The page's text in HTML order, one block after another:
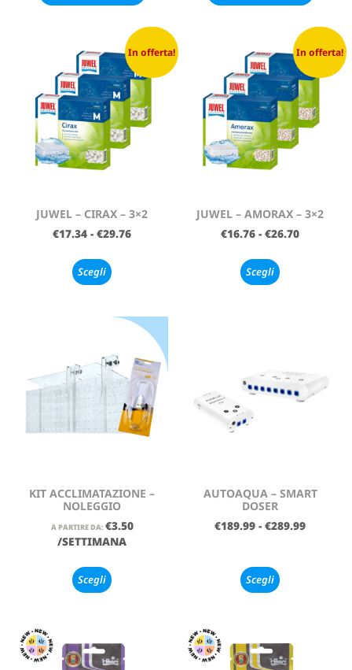
In offerta!
JUWEL – CIRAX – 3×2
€17.34 - €29.76
Scegli
In offerta!
JUWEL – AMORAX – 3×2
€16.76 - €26.70
Scegli
KIT ACCLIMATAZIONE –
NOLEGGIO
A PARTIRE DA: €3.50
/SETTIMANA
Scegli
AUTOAQUA – SMART
DOSER
€189.99 - €289.99
Scegli